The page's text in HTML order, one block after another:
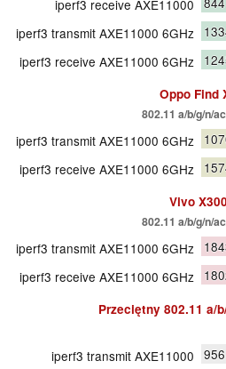
iperf3 receive AXE11000
iperf3 transmit AXE11000 6GHz
iperf3 receive AXE11000 6GHz
Oppo Find
802.11 a/​b/​g/​n/​
iperf3 transmit AXE11000 6GHz
iperf3 receive AXE11000 6GHz
Vivo X300
802.11 a/​b/​g/​n/​
iperf3 transmit AXE11000 6GHz
iperf3 receive AXE11000 6GHz
Przeciętny 802.11 a/​
iperf3 transmit AXE11000 956